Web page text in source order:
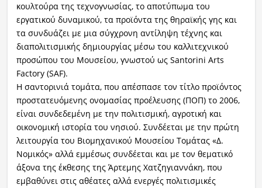
κουλτούρα της τεχνογνωσίας, το αποτύπωμα του
εργατικού δυναμικού, τα προϊόντα της θηραϊκής γης και
τα συνδυάζει με μια σύγχρονη αντίληψη τέχνης και
διαπολιτισμικής δημιουργίας μέσω του καλλιτεχνικού
προσώπου του Μουσείου, γνωστού ως Santorini Arts
Factory (SAF).
Η σαντορινιά τομάτα, που απέσπασε τον τίτλο προϊόντος
προστατευόμενης ονομασίας προέλευσης (ΠΟΠ) το 2006,
είναι συνδεδεμένη με την πολιτισμική, αγροτική και
οικονομική ιστορία του νησιού. Συνδέεται με την πρώτη
λειτουργία του Βιομηχανικού Μουσείου Τομάτας «Δ.
Νομικός» αλλά εμμέσως συνδέεται και με τον θεματικό
άξονα της έκθεσης της Άρτεμης Χατζηγιαννάκη, που
εμβαθύνει στις αθέατες αλλά ενεργές πολιτισμικές